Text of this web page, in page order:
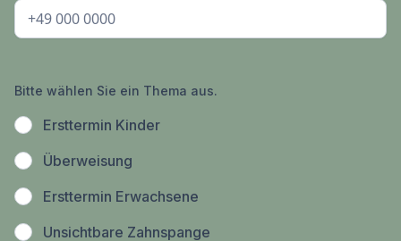
Bitte wählen Sie ein Thema aus.
Ersttermin Kinder
Überweisung
Ersttermin Erwachsene
Unsichtbare Zahnspange